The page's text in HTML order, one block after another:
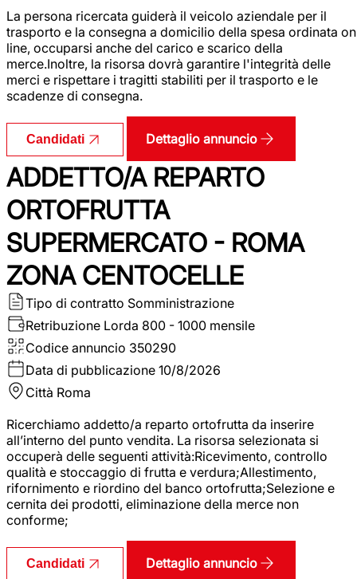
La persona ricercata guiderà il veicolo aziendale per il
trasporto e la consegna a domicilio della spesa ordinata on
line, occuparsi anche del carico e scarico della
merce.Inoltre, la risorsa dovrà garantire l'integrità delle
merci e rispettare i tragitti stabiliti per il trasporto e le
scadenze di consegna.
Candidati Dettaglio annuncio
ADDETTO/A REPARTO
ORTOFRUTTA
SUPERMERCATO - ROMA
ZONA CENTOCELLE
Tipo di contratto Somministrazione
Retribuzione Lorda 800 - 1000 mensile
Codice annuncio 350290
Data di pubblicazione 10/8/2026
Città Roma
Ricerchiamo addetto/a reparto ortofrutta da inserire
all’interno del punto vendita. La risorsa selezionata si
occuperà delle seguenti attività:Ricevimento, controllo
qualità e stoccaggio di frutta e verdura;Allestimento,
rifornimento e riordino del banco ortofrutta;Selezione e
cernita dei prodotti, eliminazione della merce non
conforme;
Candidati Dettaglio annuncio